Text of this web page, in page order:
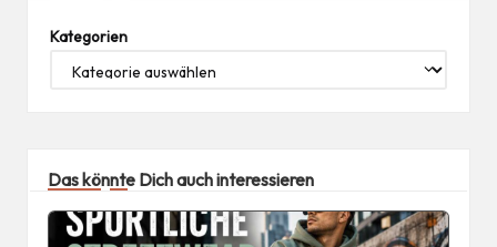
Kategorien
Das könnte Dich auch interessieren